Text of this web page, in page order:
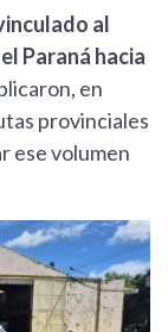
al
Paraná hacia
en
provinciales
ese volumen